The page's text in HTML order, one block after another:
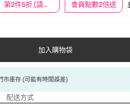
第2件5折 (請任選2件商品) 會員點數2倍送
加入購物袋
市庫存 (可能有時間誤差)
配送方式